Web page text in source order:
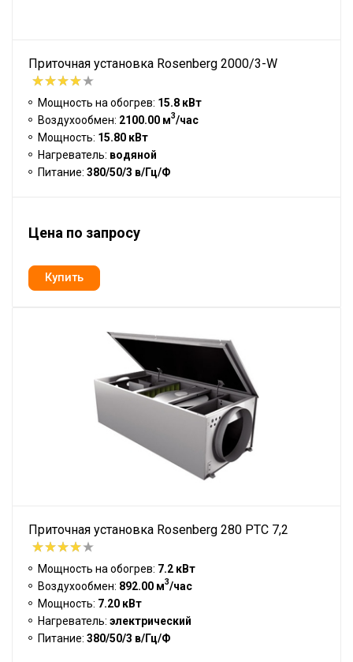
Приточная установка Rosenberg 2000/3-W
Мощность на обогрев: 15.8 кВт
Воздухообмен: 2100.00 м3/час
Мощность: 15.80 кВт
Нагреватель: водяной
Питание: 380/50/3 в/Гц/Ф
Цена по запросу
Приточная установка Rosenberg 280 PTC 7,2
Мощность на обогрев: 7.2 кВт
Воздухообмен: 892.00 м3/час
Мощность: 7.20 кВт
Нагреватель: электрический
Питание: 380/50/3 в/Гц/Ф